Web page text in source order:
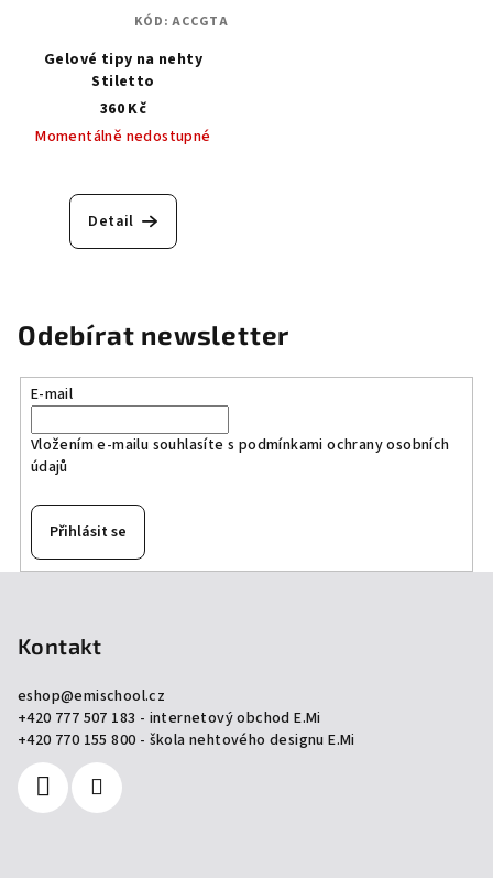
Gelové tipy na nehty
Stiletto
360 Kč
Momentálně nedostupné
Detail
KÓD:ACCGTA
Odebírat newsletter
E-mail
Vložením e-mailu souhlasíte s podmínkami ochrany osobních
údajů
Přihlásit se
Kontakt
eshop@emischool.cz
+420 777 507 183 - internetový obchod E.Mi
+420 770 155 800 - škola nehtového designu E.Mi